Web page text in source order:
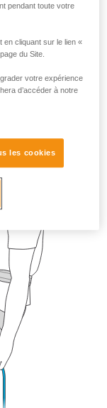
qui permet
pendant toute votre
en cliquant sur le lien «
du Site.
votre expérience
d’accéder à notre
les cookies